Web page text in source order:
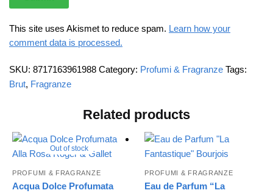
This site uses Akismet to reduce spam. Learn how your
comment data is processed.
SKU: 8717163961988 Category: Profumi & Fragranze Tags:
Brut, Fragranze
Related products
Out of stock
PROFUMI & FRAGRANZE
Acqua Dolce Profumata
PROFUMI & FRAGRANZE
Eau de Parfum “La